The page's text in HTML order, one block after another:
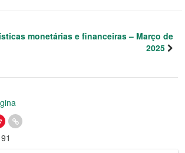
monetárias e financeiras – Março de
2025